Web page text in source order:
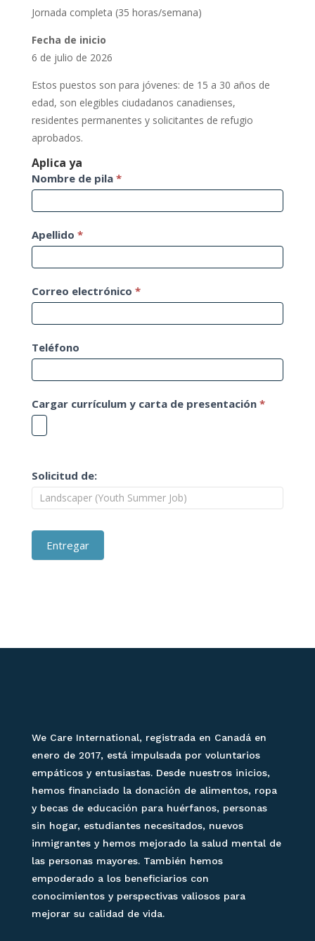
Jornada completa (35 horas/semana)
Fecha de inicio
6 de julio de 2026
Estos puestos son para jóvenes: de 15 a 30 años de
edad, son elegibles ciudadanos canadienses,
residentes permanentes y solicitantes de refugio
aprobados.
Aplica ya
Aplicacion
de
trabajo
Nombre de pila *
Apellido *
Correo electrónico *
Teléfono
Cargar currículum y carta de presentación *
Solicitud de:
Entregar
We Care International, registrada en Canadá en
enero de 2017, está impulsada por voluntarios
empáticos y entusiastas. Desde nuestros inicios,
hemos financiado la donación de alimentos, ropa
y becas de educación para huérfanos, personas
sin hogar, estudiantes necesitados, nuevos
inmigrantes y hemos mejorado la salud mental de
las personas mayores. También hemos
empoderado a los beneficiarios con
conocimientos y perspectivas valiosos para
mejorar su calidad de vida.